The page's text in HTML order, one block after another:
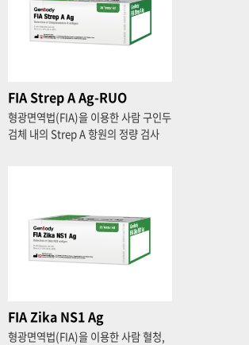
FIA Strep A Ag-RUO
형광면역법(FIA)을 이용한 사람 구인두
검체 내의 Strep A 항원의 정량 검사
FIA Zika NS1 Ag
형광면역법(FIA)을 이용한 사람 혈청,